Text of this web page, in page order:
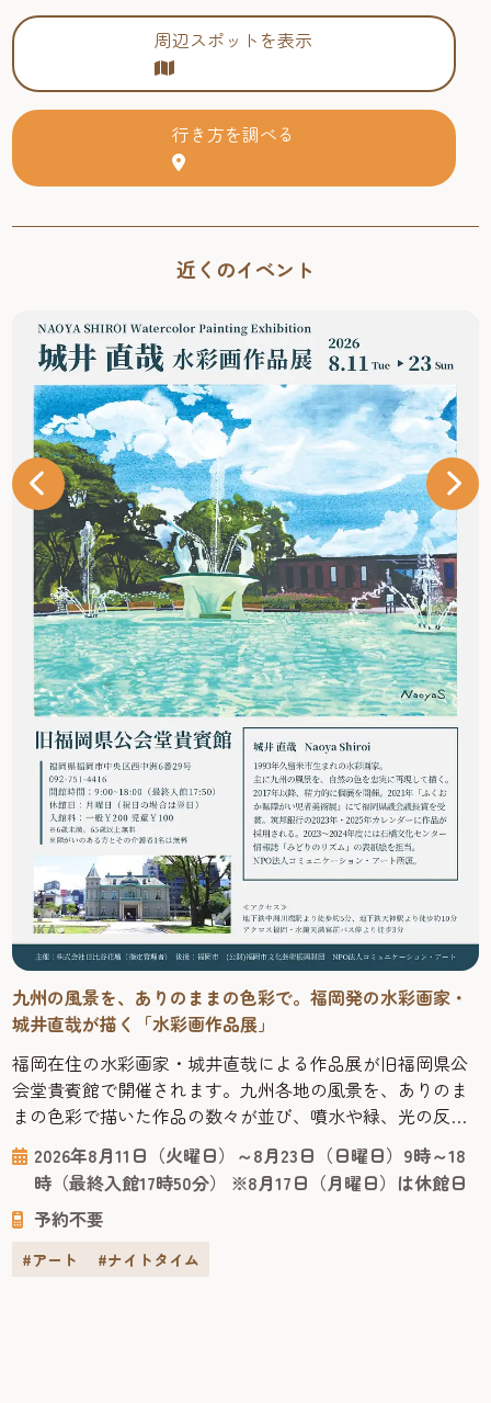
周辺スポットを表示
行き方を調べる
近くのイベント
九州の風景を、ありのままの色彩で。福岡発の水彩画家・
城井直哉が描く「水彩画作品展」
福岡在住の水彩画家・城井直哉による作品展が旧福岡県公
会堂貴賓館で開催されます。九州各地の風景を、ありのま
まの色彩で描いた作品の数々が並び、噴水や緑、光の反射
まで丁寧に再現された絵からは、その土地の空気が感じら
れます。 今回の会場となる「旧福岡県公会堂貴賓館」は、
1910年、九州沖縄八県連合共進会の迎賓館として建てら
れ、明治43年には皇族の宿泊所としても使われた歴史ある
建物です。急勾配の屋根や...
2026年8月11日（火曜日）～8月23日（日曜日）9時～18
時（最終入館17時50分） ※8月17日（月曜日）は休館日
予約不要
#アート #ナイトタイム